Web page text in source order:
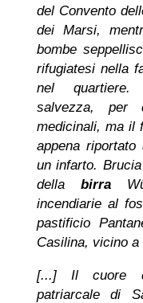
del Convento
dei Marsi,
bombe
rifugiatesi nella
nel quartiere.
salvezza, per
medicinali, ma il
appena
un infarto.
della birra
incendiarie al
pastificio
Casilina, vicino a
[...] Il cuore
patriarcale di